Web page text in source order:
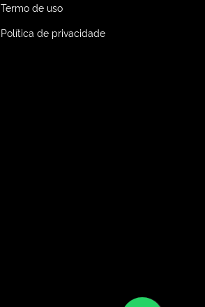
Termo de uso
Política de privacidade